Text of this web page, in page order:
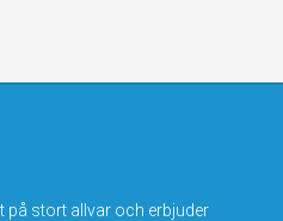
på stort allvar och erbjuder